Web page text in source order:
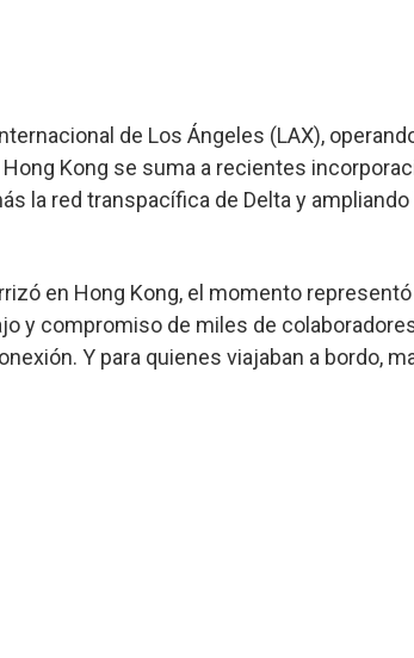
de Los Ángeles (LAX),
Kong se suma a recientes
la red transpacífica de Delta y
en Hong Kong, el momento
y compromiso de miles de
Y para quienes viajaban a bordo,